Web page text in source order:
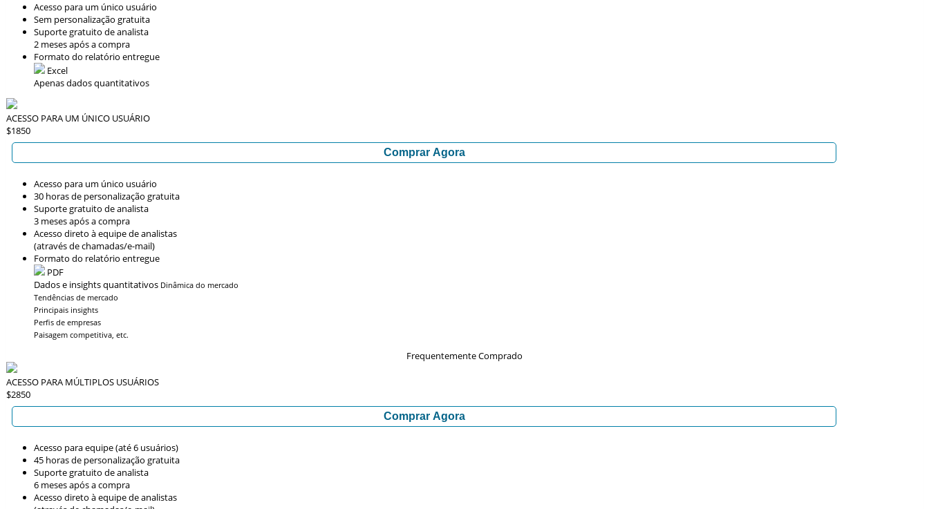
Acesso para um único usuário
Sem personalização gratuita
Suporte gratuito de analista
2 meses após a compra
Formato do relatório entregue
Excel
Apenas dados quantitativos
ACESSO PARA UM ÚNICO USUÁRIO
$1850
Comprar Agora
Acesso para um único usuário
30 horas de personalização gratuita
Suporte gratuito de analista
3 meses após a compra
Acesso direto à equipe de analistas
(através de chamadas/e-mail)
Formato do relatório entregue
PDF
Dados e insights quantitativos Dinâmica do mercado
Tendências de mercado
Principais insights
Perfis de empresas
Paisagem competitiva, etc.
Frequentemente Comprado
ACESSO PARA MÚLTIPLOS USUÁRIOS
$2850
Comprar Agora
Acesso para equipe (até 6 usuários)
45 horas de personalização gratuita
Suporte gratuito de analista
6 meses após a compra
Acesso direto à equipe de analistas